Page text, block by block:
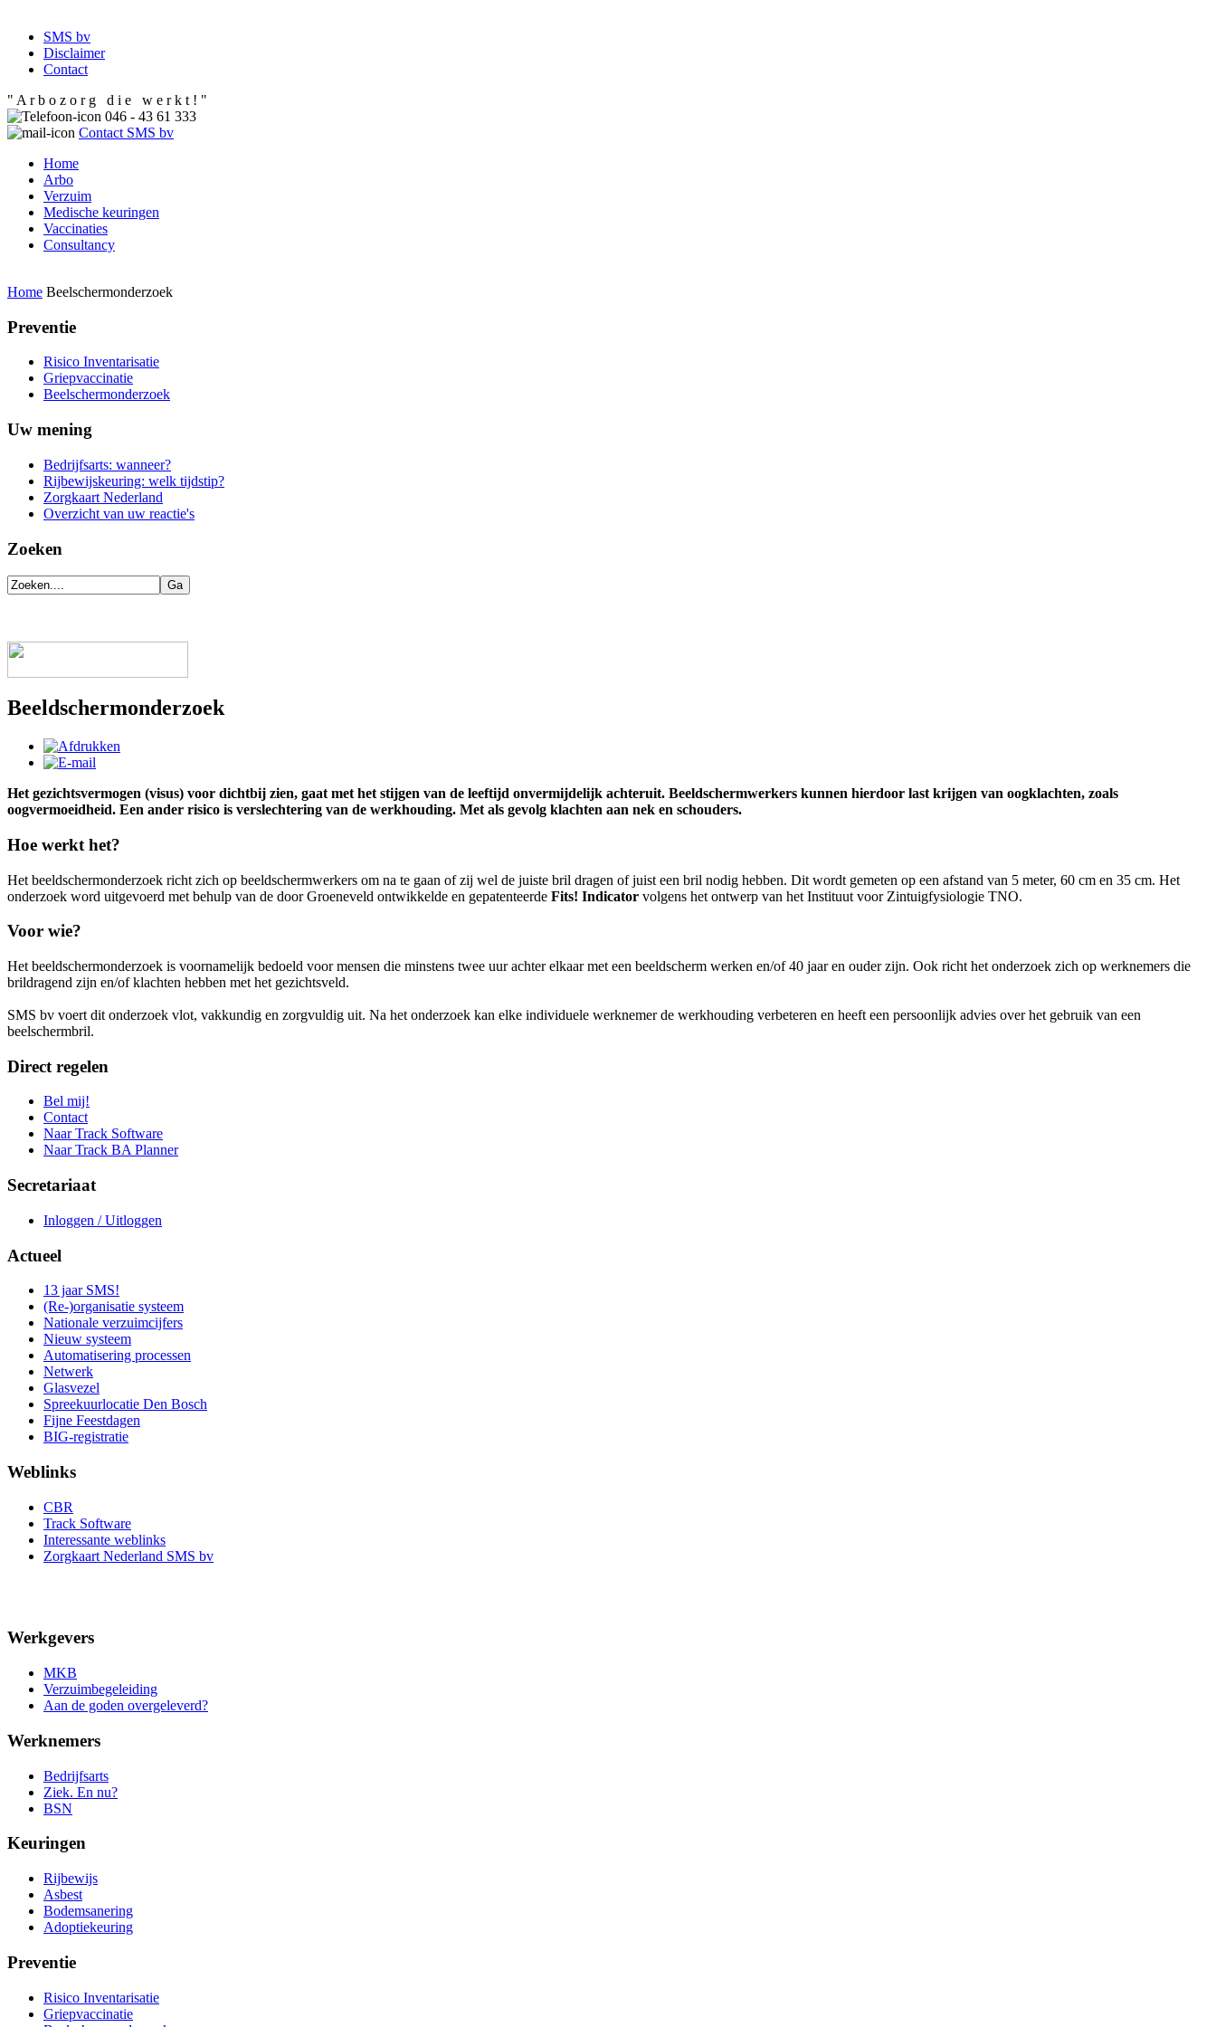
SMS bv
Disclaimer
Contact
" A r b o z o r g d i e w e r k t ! "
046 - 43 61 333
Contact SMS bv
Home
Arbo
Verzuim
Medische keuringen
Vaccinaties
Consultancy
Home Beelschermonderzoek
Preventie
Risico Inventarisatie
Griepvaccinatie
Beelschermonderzoek
Uw mening
Bedrijfsarts: wanneer?
Rijbewijskeuring: welk tijdstip?
Zorgkaart Nederland
Overzicht van uw reactie's
Zoeken
Beeldschermonderzoek
Het gezichtsvermogen (visus) voor dichtbij zien, gaat met het stijgen van de leeftijd onvermijdelijk achteruit. Beeldschermwerkers kunnen hierdoor last krijgen van oogklachten, zoals
oogvermoeidheid. Een ander risico is verslechtering van de werkhouding. Met als gevolg klachten aan nek en schouders.
Hoe werkt het?
Het beeldschermonderzoek richt zich op beeldschermwerkers om na te gaan of zij wel de juiste bril dragen of juist een bril nodig hebben. Dit wordt gemeten op een afstand van 5 meter, 60 cm en 35 cm. Het
onderzoek word uitgevoerd met behulp van de door Groeneveld ontwikkelde en gepatenteerde Fits! Indicator volgens het ontwerp van het Instituut voor Zintuigfysiologie TNO.
Voor wie?
Het beeldschermonderzoek is voornamelijk bedoeld voor mensen die minstens twee uur achter elkaar met een beeldscherm werken en/of 40 jaar en ouder zijn. Ook richt het onderzoek zich op werknemers die
brildragend zijn en/of klachten hebben met het gezichtsveld.
SMS bv voert dit onderzoek vlot, vakkundig en zorgvuldig uit. Na het onderzoek kan elke individuele werknemer de werkhouding verbeteren en heeft een persoonlijk advies over het gebruik van een
beelschermbril.
Direct regelen
Bel mij!
Contact
Naar Track Software
Naar Track BA Planner
Secretariaat
Inloggen / Uitloggen
Actueel
13 jaar SMS!
(Re-)organisatie systeem
Nationale verzuimcijfers
Nieuw systeem
Automatisering processen
Netwerk
Glasvezel
Spreekuurlocatie Den Bosch
Fijne Feestdagen
BIG-registratie
Weblinks
CBR
Track Software
Interessante weblinks
Zorgkaart Nederland SMS bv
Werkgevers
MKB
Verzuimbegeleiding
Aan de goden overgeleverd?
Werknemers
Bedrijfsarts
Ziek. En nu?
BSN
Keuringen
Rijbewijs
Asbest
Bodemsanering
Adoptiekeuring
Preventie
Risico Inventarisatie
Griepvaccinatie